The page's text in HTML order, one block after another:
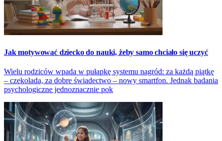
Jak motywować dziecko do nauki, żeby samo chciało się uczyć
Wielu rodziców wpada w pułapkę systemu nagród: za każdą piątkę
– czekolada, za dobre świadectwo – nowy smartfon. Jednak badania
psychologiczne jednoznacznie pok